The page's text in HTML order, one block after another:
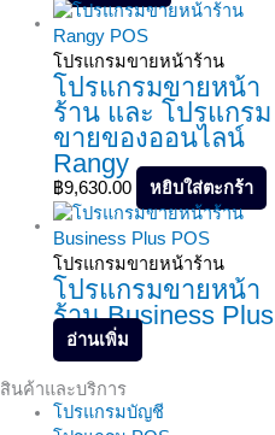
โปรแกรมขายหน้าร้าน
โปรแกรมขายหน้า
ร้าน และ โปรแกรม
ขายของออนไลน์
Rangy
฿9,630.00 หยิบใส่ตะกร้า
โปรแกรมขายหน้าร้าน
โปรแกรมขายหน้า
ร้าน Business Plus
อ่านเพิ่ม
สินค้าและบริการ
โปรแกรมบัญชี